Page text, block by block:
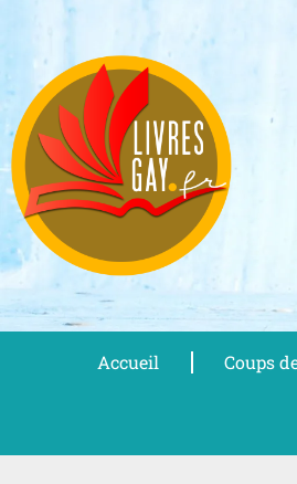
Aller
contenu
Accueil Coups